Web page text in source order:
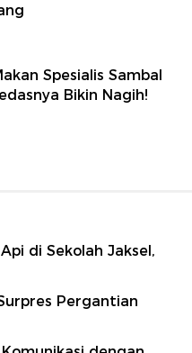
Spesialis Sambal
Bikin Nagih!
di Sekolah Jaksel,
Pergantian